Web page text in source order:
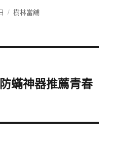
分
樹林當舖
蟎神器推薦青春